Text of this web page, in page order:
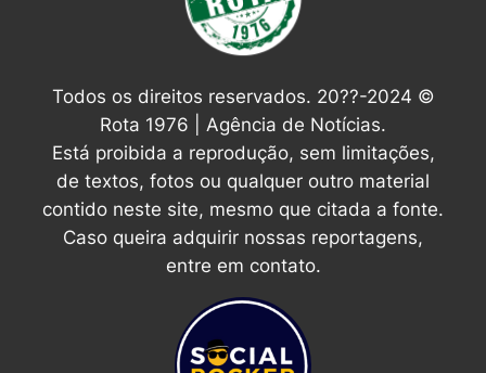
Todos os direitos reservados. 20??-2024 ©
Rota 1976 | Agência de Notícias.
Está proibida a reprodução, sem limitações,
de textos, fotos ou qualquer outro material
contido neste site, mesmo que citada a fonte.
Caso queira adquirir nossas reportagens,
entre em contato.